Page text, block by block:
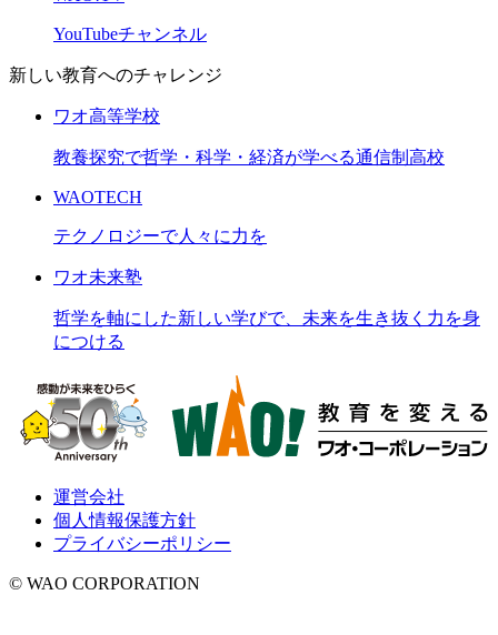
YouTubeチャンネル
新しい教育へのチャレンジ
ワオ高等学校
教養探究で哲学・科学・経済が学べる通信制高校
WAOTECH
テクノロジーで人々に力を
ワオ未来塾
哲学を軸にした新しい学びで、未来を生き抜く力を身
につける
運営会社
個人情報保護方針
プライバシーポリシー
© WAO CORPORATION